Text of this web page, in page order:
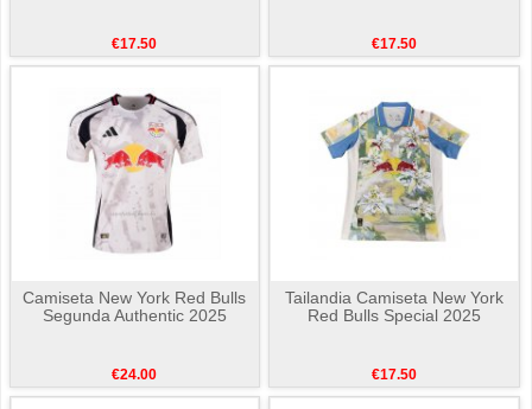
€17.50 €17.50
Camiseta New York Red Bulls
Segunda Authentic 2025
€24.00
Tailandia Camiseta New York
Red Bulls Special 2025
€17.50